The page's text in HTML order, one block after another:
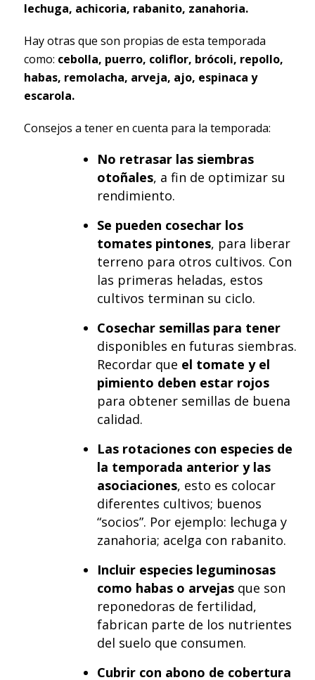
lechuga, achicoria, rabanito, zanahoria.
Hay otras que son propias de esta temporada
como: cebolla, puerro, coliflor, brócoli, repollo,
habas, remolacha, arveja, ajo, espinaca y
escarola.
Consejos a tener en cuenta para la temporada:
No retrasar las siembras
otoñales, a fin de optimizar su
rendimiento.
Se pueden cosechar los
tomates pintones, para liberar
terreno para otros cultivos. Con
las primeras heladas, estos
cultivos terminan su ciclo.
Cosechar semillas para tener
disponibles en futuras siembras.
Recordar que el tomate y el
pimiento deben estar rojos
para obtener semillas de buena
calidad.
Las rotaciones con especies de
la temporada anterior y las
asociaciones, esto es colocar
diferentes cultivos; buenos
“socios”. Por ejemplo: lechuga y
zanahoria; acelga con rabanito.
Incluir especies leguminosas
como habas o arvejasque son
reponedoras de fertilidad,
fabrican parte de los nutrientes
del suelo que consumen.
Cubrir con abono de cobertura